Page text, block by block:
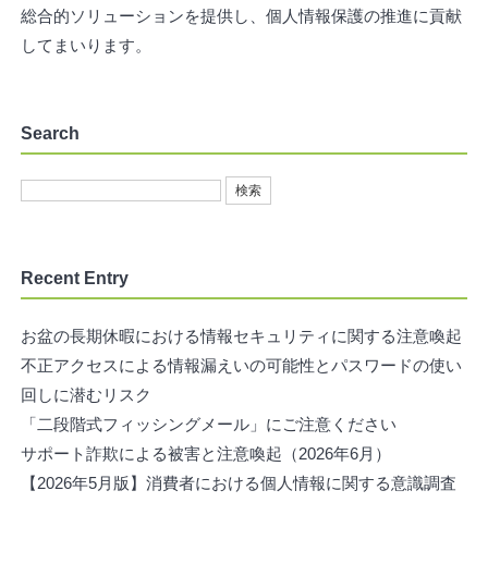
総合的ソリューションを提供し、個人情報保護の推進に貢献
してまいります。
Search
Recent Entry
お盆の長期休暇における情報セキュリティに関する注意喚起
不正アクセスによる情報漏えいの可能性とパスワードの使い
回しに潜むリスク
「二段階式フィッシングメール」にご注意ください
サポート詐欺による被害と注意喚起（2026年6月）
【2026年5月版】消費者における個人情報に関する意識調査